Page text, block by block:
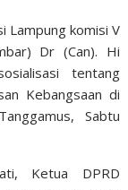
Lampung komisi V
Dr (Can). Hi
tentang
Kebangsaan di
Sabtu
Ketua DPRD